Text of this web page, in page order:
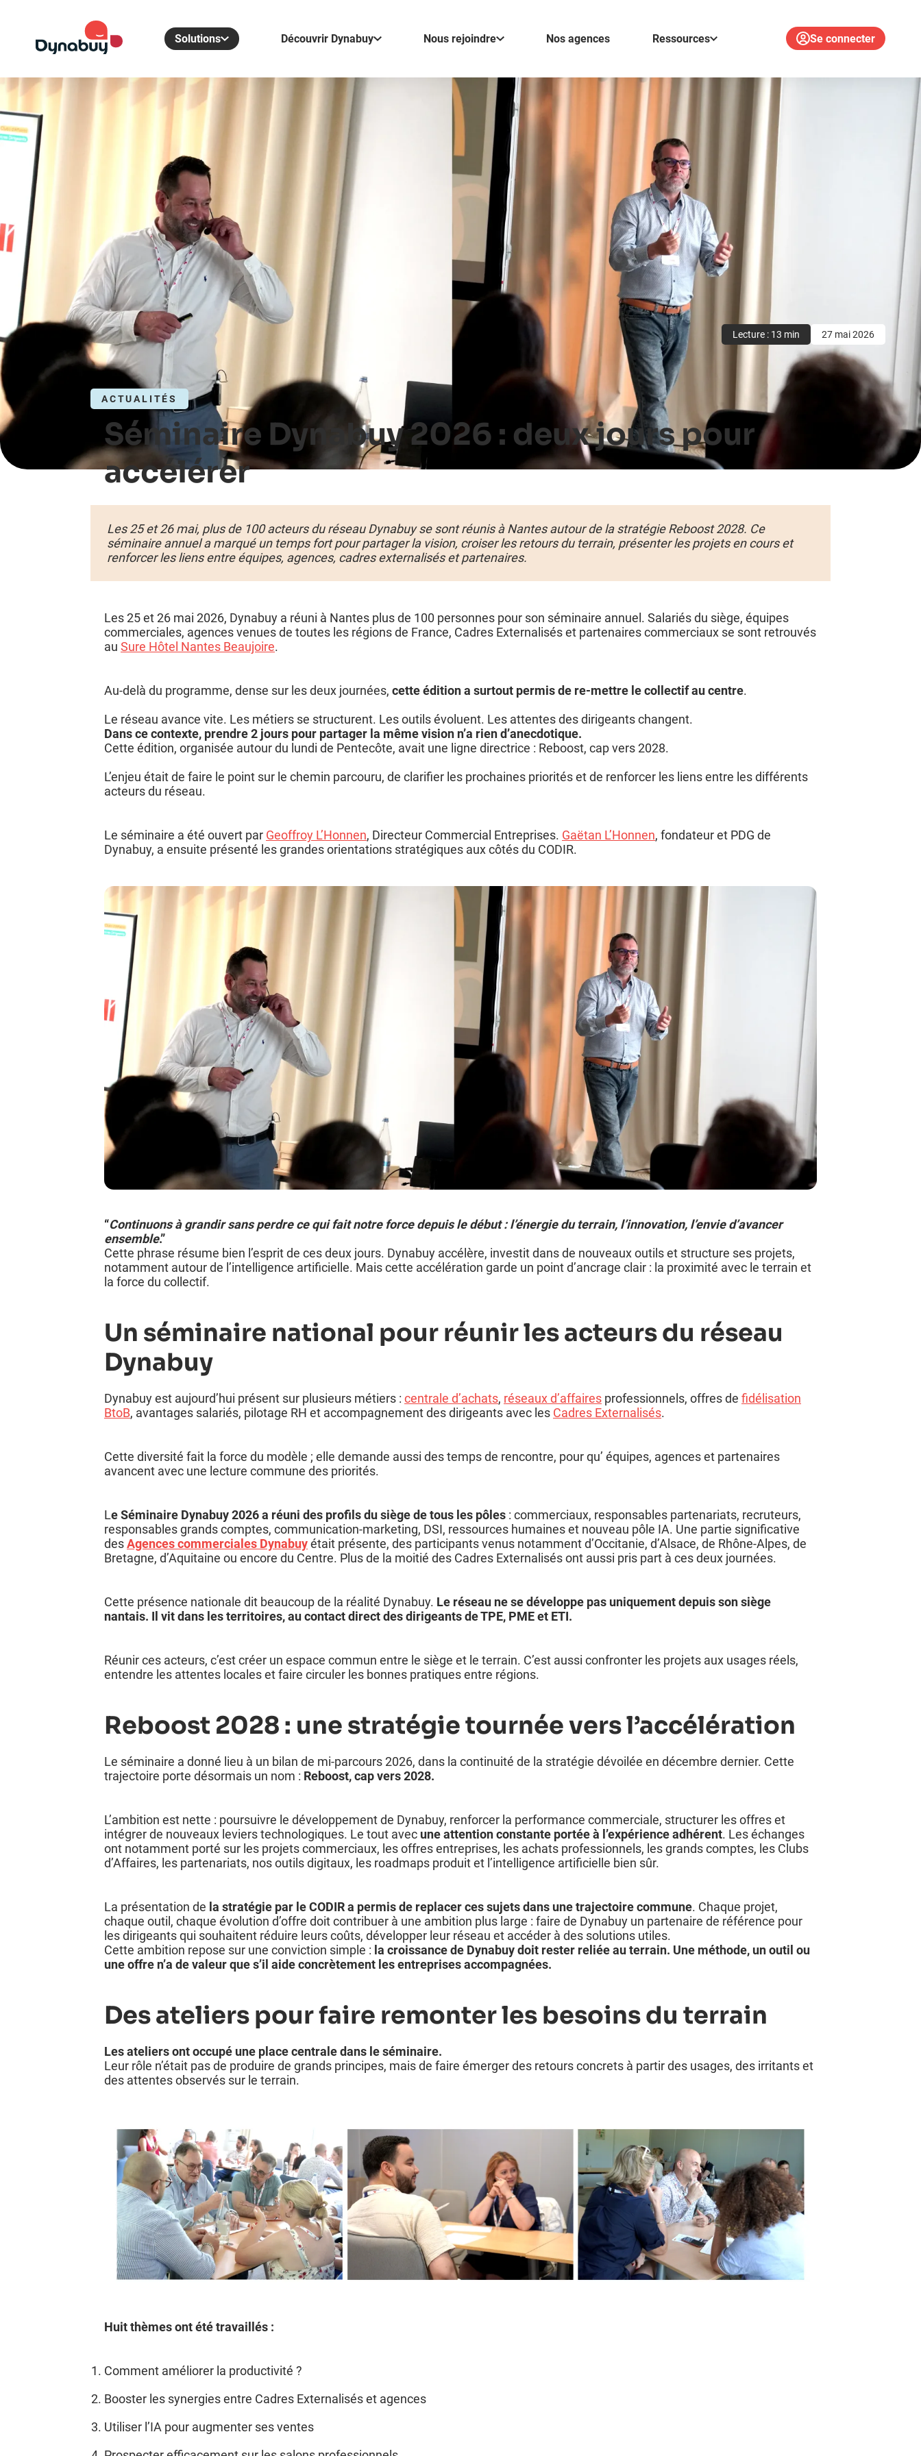
Solutions
Rencontres Dirigeants
Un réseau national professionnel et ouvert, pour
Référencement Commercial
Augmentez vos ventes et votre visibilité en
devenant fournisseur partenaire.
Clubs d’Affaires
Des clubs pour mieux se connaître et mieux se
recommander
Programmes de Fidélité
Offrez des avantages tarifaires pour fidéliser vos
clients, adhérents et membres.
Cadres Externalisés
Trouvez la solution qui est faite pour vous.
Découvrir Dynabuy Nous rejoindre Nos agences Ressources Se connecter
Lecture : 13 min 27 mai 2026
ACTUALITÉS
Séminaire Dynabuy 2026 : deux jours pour
accélérer
Les 25 et 26 mai, plus de 100 acteurs du réseau Dynabuy se sont réunis à Nantes autour de la stratégie Reboost 2028. Ce
séminaire annuel a marqué un temps fort pour partager la vision, croiser les retours du terrain, présenter les projets en cours et
renforcer les liens entre équipes, agences, cadres externalisés et partenaires.
Les 25 et 26 mai 2026, Dynabuy a réuni à Nantes plus de 100 personnes pour son séminaire annuel. Salariés du siège, équipes
commerciales, agences venues de toutes les régions de France, Cadres Externalisés et partenaires commerciaux se sont retrouvés
au Sure Hôtel Nantes Beaujoire.
Au-delà du programme, dense sur les deux journées, cette édition a surtout permis de re-mettre le collectif au centre.
Le réseau avance vite. Les métiers se structurent. Les outils évoluent. Les attentes des dirigeants changent.
Dans ce contexte, prendre 2 jours pour partager la même vision n’a rien d’anecdotique.
Cette édition, organisée autour du lundi de Pentecôte, avait une ligne directrice : Reboost, cap vers 2028.
L’enjeu était de faire le point sur le chemin parcouru, de clarifier les prochaines priorités et de renforcer les liens entre les différents
acteurs du réseau.
Le séminaire a été ouvert par Geoffroy L’Honnen, Directeur Commercial Entreprises. Gaëtan L’Honnen, fondateur et PDG de
Dynabuy, a ensuite présenté les grandes orientations stratégiques aux côtés du CODIR.
“Continuons à grandir sans perdre ce qui fait notre force depuis le début : l’énergie du terrain, l’innovation, l’envie d’avancer
ensemble.”
Cette phrase résume bien l’esprit de ces deux jours. Dynabuy accélère, investit dans de nouveaux outils et structure ses projets,
notamment autour de l’intelligence artificielle. Mais cette accélération garde un point d’ancrage clair : la proximité avec le terrain et
la force du collectif.
Un séminaire national pour réunir les acteurs du réseau
Dynabuy
Dynabuy est aujourd’hui présent sur plusieurs métiers : centrale d’achats, réseaux d’affaires professionnels, offres de fidélisation
BtoB, avantages salariés, pilotage RH et accompagnement des dirigeants avec les Cadres Externalisés.
Cette diversité fait la force du modèle ; elle demande aussi des temps de rencontre, pour qu’ équipes, agences et partenaires
avancent avec une lecture commune des priorités.
Le Séminaire Dynabuy 2026 a réuni des profils du siège de tous les pôles : commerciaux, responsables partenariats, recruteurs,
responsables grands comptes, communication-marketing, DSI, ressources humaines et nouveau pôle IA. Une partie significative
desAgences commerciales Dynabuyétait présente, des participants venus notamment d’Occitanie, d’Alsace, de Rhône-Alpes, de
Bretagne, d’Aquitaine ou encore du Centre. Plus de la moitié des Cadres Externalisés ont aussi pris part à ces deux journées.
Cette présence nationale dit beaucoup de la réalité Dynabuy. Le réseau ne se développe pas uniquement depuis son siège
nantais. Il vit dans les territoires, au contact direct des dirigeants de TPE, PME et ETI.
Réunir ces acteurs, c’est créer un espace commun entre le siège et le terrain. C’est aussi confronter les projets aux usages réels,
entendre les attentes locales et faire circuler les bonnes pratiques entre régions.
Reboost 2028 : une stratégie tournée vers l’accélération
Le séminaire a donné lieu à un bilan de mi-parcours 2026, dans la continuité de la stratégie dévoilée en décembre dernier. Cette
trajectoire porte désormais un nom : Reboost, cap vers 2028.
L’ambition est nette : poursuivre le développement de Dynabuy, renforcer la performance commerciale, structurer les offres et
intégrer de nouveaux leviers technologiques. Le tout avec une attention constante portée à l’expérience adhérent. Les échanges
ont notamment porté sur les projets commerciaux, les offres entreprises, les achats professionnels, les grands comptes, les Clubs
d’Affaires, les partenariats, nos outils digitaux, les roadmaps produit et l’intelligence artificielle bien sûr.
La présentation de la stratégie par le CODIR a permis de replacer ces sujets dans une trajectoire commune. Chaque projet,
chaque outil, chaque évolution d’offre doit contribuer à une ambition plus large : faire de Dynabuy un partenaire de référence pour
les dirigeants qui souhaitent réduire leurs coûts, développer leur réseau et accéder à des solutions utiles.
Cette ambition repose sur une conviction simple : la croissance de Dynabuy doit rester reliée au terrain. Une méthode, un outil ou
une offre n’a de valeur que s’il aide concrètement les entreprises accompagnées.
Des ateliers pour faire remonter les besoins du terrain
Les ateliers ont occupé une place centrale dans le séminaire.
Leur rôle n’était pas de produire de grands principes, mais de faire émerger des retours concrets à partir des usages, des irritants et
des attentes observés sur le terrain.
Huit thèmes ont été travaillés :
Comment améliorer la productivité ?
Booster les synergies entre Cadres Externalisés et agences
Utiliser l’IA pour augmenter ses ventes